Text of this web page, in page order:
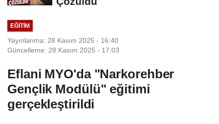
EĞITIM
Yayınlanma: 28 Kasım 2025 - 16:40
Güncelleme: 28 Kasım 2025 - 17:03
Eflani MYO'da "Narkorehber
Gençlik Modülü" eğitimi
gerçekleştirildi